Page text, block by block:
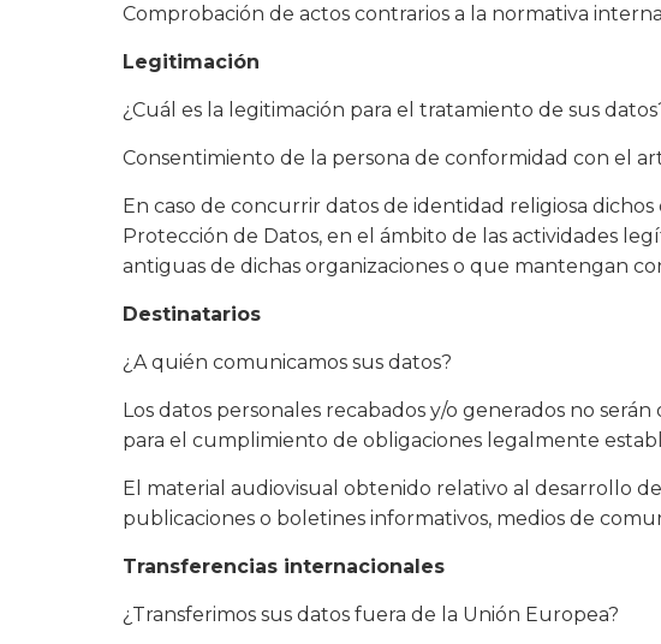
Comprobación de actos contrarios a la normativa
Legitimación
¿Cuál es la legitimación para el tratamiento de sus
Consentimiento de la persona de conformidad con el
En caso de concurrir datos de identidad religiosa
Protección de Datos, en el ámbito de las actividades
antiguas de dichas organizaciones o que mantengan
Destinatarios
¿A quién comunicamos sus datos?
Los datos personales recabados y/o generados no
para el cumplimiento de obligaciones legalmente
El material audiovisual obtenido relativo al desarrollo
publicaciones o boletines informativos, medios de
Transferencias internacionales
¿Transferimos sus datos fuera de la Unión Europea?